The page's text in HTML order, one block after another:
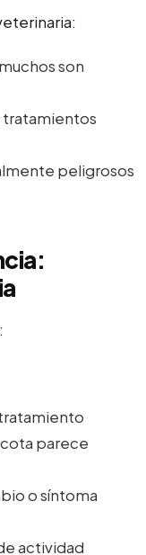
son
peligrosos
parece
o síntoma
actividad